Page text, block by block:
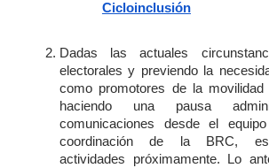
Cicloinclusión
Dadas las actuales
electorales y previendo la
como promotores de la movilidad
haciendo una pausa
comunicaciones desde el
coordinación de la BRC,
actividades próximamente. Lo